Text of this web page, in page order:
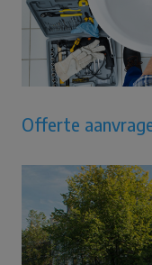
Offerte